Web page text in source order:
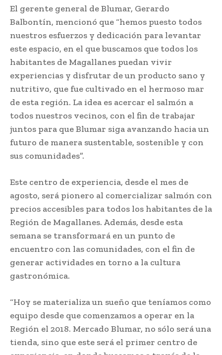
El gerente general de Blumar, Gerardo
Balbontín, mencionó que “hemos puesto todos
nuestros esfuerzos y dedicación para levantar
este espacio, en el que buscamos que todos los
habitantes de Magallanes puedan vivir
experiencias y disfrutar de un producto sano y
nutritivo, que fue cultivado en el hermoso mar
de esta región. La idea es acercar el salmón a
todos nuestros vecinos, con el fin de trabajar
juntos para que Blumar siga avanzando hacia un
futuro de manera sustentable, sostenible y con
sus comunidades”.
Este centro de experiencia, desde el mes de
agosto, será pionero al comercializar salmón con
precios accesibles para todos los habitantes de la
Región de Magallanes. Además, desde esta
semana se transformará en un punto de
encuentro con las comunidades, con el fin de
generar actividades en torno a la cultura
gastronómica.
“Hoy se materializa un sueño que teníamos como
equipo desde que comenzamos a operar en la
Región el 2018. Mercado Blumar, no sólo será una
tienda, sino que este será el primer centro de